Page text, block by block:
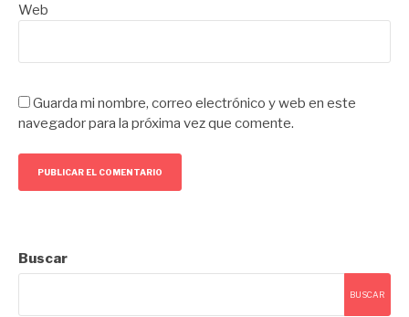
Web
Guarda mi nombre, correo electrónico y web en este
navegador para la próxima vez que comente.
Buscar
BUSCAR